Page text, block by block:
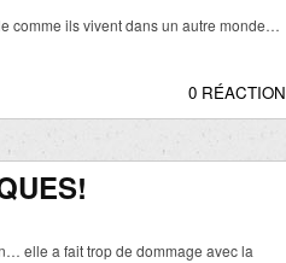
comme ils vivent dans un autre monde…
0 RÉACTION
elle a fait trop de dommage avec la